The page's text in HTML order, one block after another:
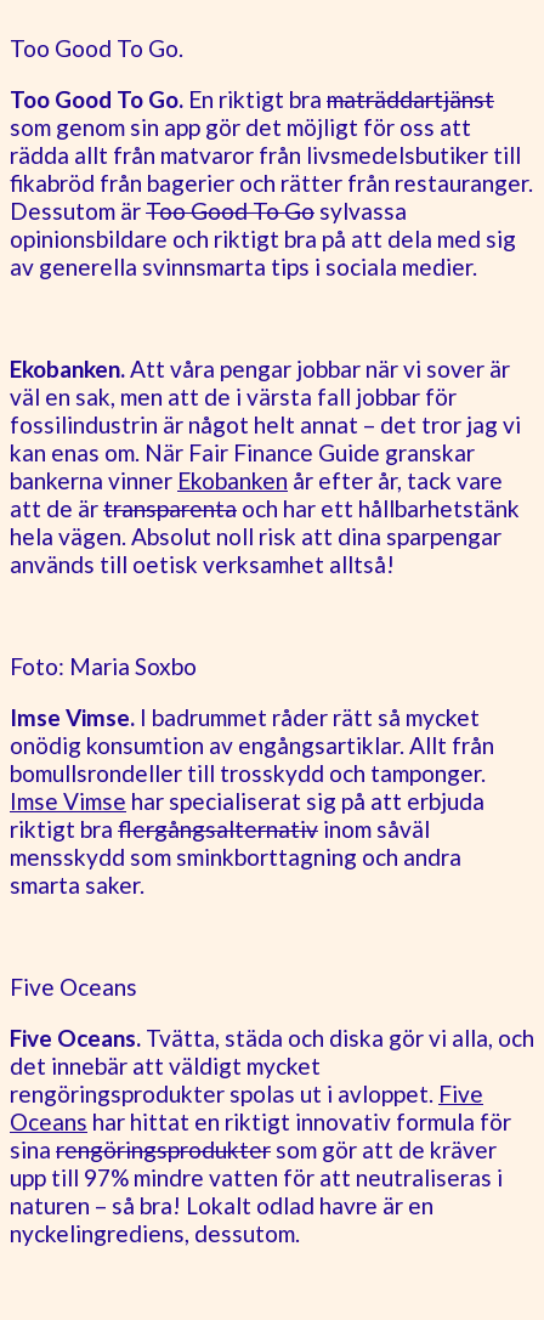
Too Good To Go.
Too Good To Go. En riktigt bra maträddartjänst
som genom sin app gör det möjligt för oss att
rädda allt från matvaror från livsmedelsbutiker till
fikabröd från bagerier och rätter från restauranger.
Dessutom ärToo Good To Go sylvassa
opinionsbildare och riktigt bra på att dela med sig
av generella svinnsmarta tips i sociala medier.
Ekobanken.Att våra pengar jobbar när vi sover är
väl en sak, men att de i värsta fall jobbar för
fossilindustrin är något helt annat – det tror jag vi
kan enas om. När Fair Finance Guide granskar
bankerna vinner Ekobanken år efter år, tack vare
att de ärtransparenta och har ett hållbarhetstänk
hela vägen. Absolut noll risk att dina sparpengar
används till oetisk verksamhet alltså!
Foto: Maria Soxbo
Imse Vimse. I badrummet råder rätt så mycket
onödig konsumtion av engångsartiklar. Allt från
bomullsrondeller till trosskydd och tamponger.
Imse Vimse har specialiserat sig på att erbjuda
riktigt bra flergångsalternativ inom såväl
mensskydd som sminkborttagning och andra
smarta saker.
Five Oceans
Five Oceans. Tvätta, städa och diska gör vi alla, och
det innebär att väldigt mycket
rengöringsprodukter spolas ut i avloppet. Five
Oceans har hittat en riktigt innovativ formula för
sina rengöringsprodukter som gör att de kräver
upp till 97% mindre vatten för att neutraliseras i
naturen – så bra! Lokalt odlad havre är en
nyckelingrediens, dessutom.